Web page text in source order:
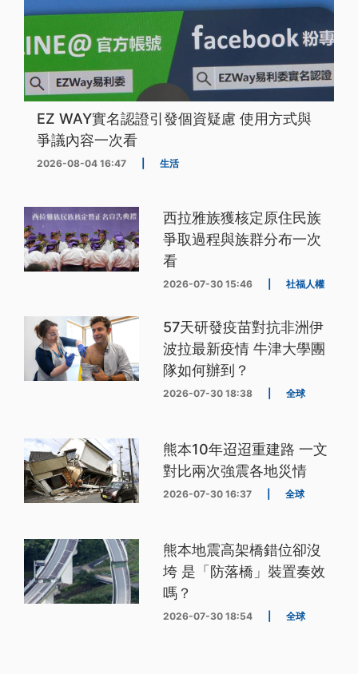
EZ WAY實名認證引發個資疑慮 使用方式與
爭議內容一次看
2026-08-04 16:47 生活
西拉雅族獲核定原住民族
爭取過程與族群分布一次
看
2026-07-30 15:46 社福人權
57天研發疫苗對抗非洲伊
波拉最新疫情 牛津大學團
隊如何辦到？
2026-07-30 18:38 全球
熊本10年迢迢重建路 一文
對比兩次強震各地災情
2026-07-30 16:37 全球
熊本地震高架橋錯位卻沒
垮 是「防落橋」裝置奏效
嗎？
2026-07-30 18:54 全球